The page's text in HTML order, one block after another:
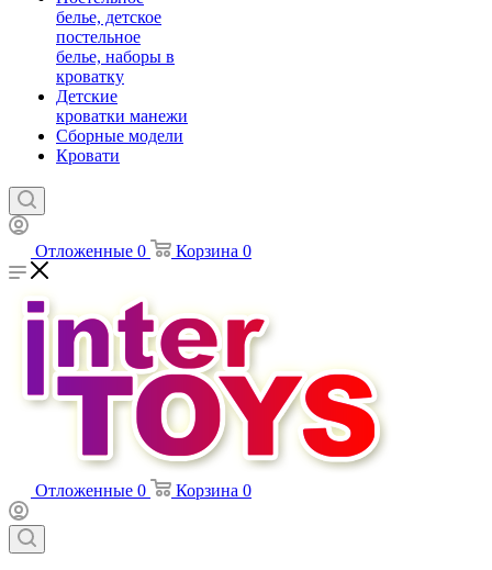
белье, детское
постельное
белье, наборы в
кроватку
Детские
кроватки манежи
Сборные модели
Кровати
Отложенные 0 Корзина 0
Отложенные 0 Корзина 0